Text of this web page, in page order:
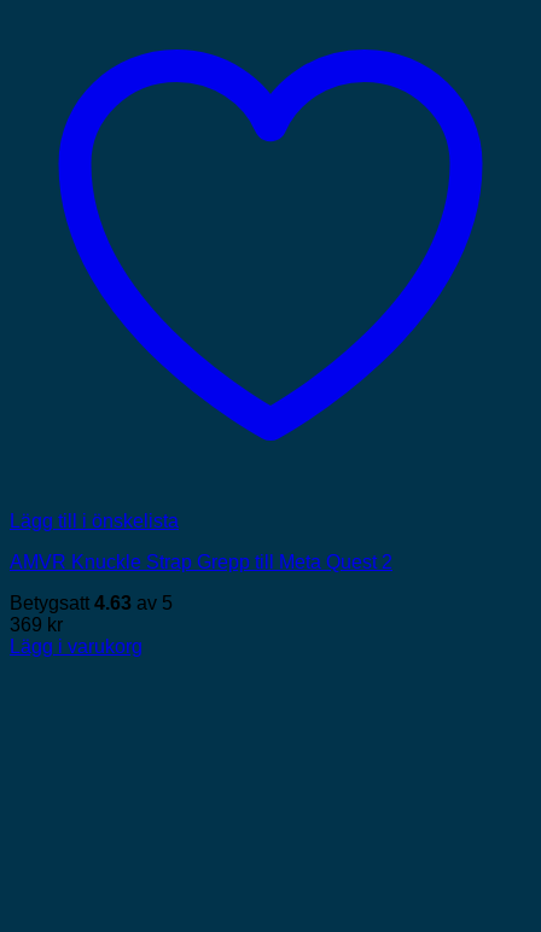
Lägg till i önskelista
AMVR Knuckle Strap Grepp till Meta Quest 2
Betygsatt 4.63 av 5
369 kr
Lägg i varukorg